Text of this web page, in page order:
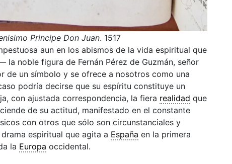
Principe Don Juan. 1517
aun en los abismos de la vida espiritual que
noble figura de Fernán Pérez de Guzmán, señor
de un símbolo y se ofrece a nosotros como una
podría decirse que su espíritu constituye un
con ajustada correspondencia, la fiera realidad que
de su actitud, manifestado en el constante
con otros que sólo son circunstanciales y
espiritual que agita a España en la primera
la Europa occidental.